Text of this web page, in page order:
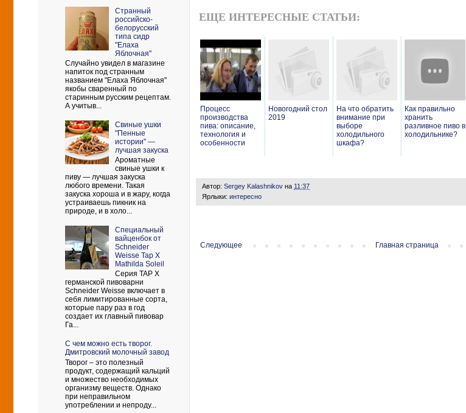
ЕЩЕ ИНТЕРЕСНЫЕ СТАТЬИ:
Процесс
производства
пива: описание,
технология и
особенности
Новогодний стол
2019
На что обратить
внимание при
выборе
холодильного
шкафа?
Как правильно
хранить
разливное пиво в
холодильнике?
Автор: Sergey Kalashnikov на 11:37
Ярлыки: интересно
Следующее Главная страница
Странный
российско-
белорусский
типа сидр
"Елаха
Яблочная"
Случайно увидел в магазине
напиток под странным
названием "Елаха Яблочная"
якобы сваренный по
старинным русским рецептам.
А учитыв...
Свиные ушки
"Пенные
истории" —
лучшая закуска
Ароматные
свиные ушки к
пиву — лучшая закуска
любого времени. Такая
закуска хороша и в жару, когда
устраиваешь пикник на
природе, и в холо...
Cпециальный
вайценбок от
Schneider
Weisse Tap X
Mathilda Soleil
Серия TAP X
германской пивоварни
Schneider Weisse включает в
себя лимитированные сорта,
которые пару раз в год
создает их главный пивовар
Га...
С чем можно есть творог.
Дмитровский молочный завод
Творог – это полезный
продукт, содержащий кальций
и множество необходимых
организму веществ. Однако
при неправильном
употреблении и непроду...